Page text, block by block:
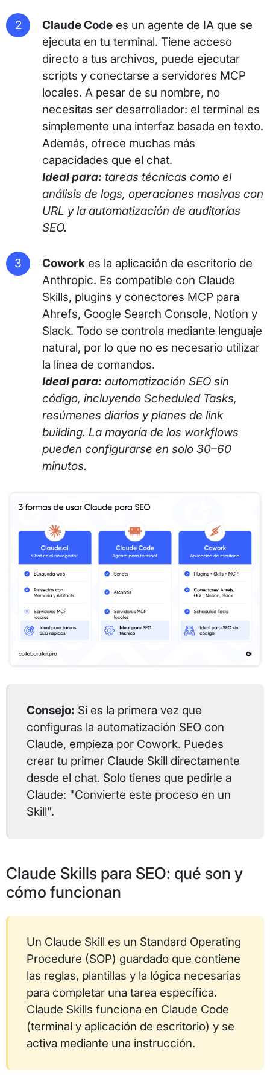
Claude Code es un agente de IA que se
ejecuta en tu terminal. Tiene acceso
directo a tus archivos, puede ejecutar
scripts y conectarse a servidores MCP
locales. A pesar de su nombre, no
necesitas ser desarrollador: el terminal es
simplemente una interfaz basada en texto.
Además, ofrece muchas más
capacidades que el chat.
Ideal para: tareas técnicas como el
análisis de logs, operaciones masivas con
URL y la automatización de auditorías
SEO.
Cowork es la aplicación de escritorio de
Anthropic. Es compatible con Claude
Skills, plugins y conectores MCP para
Ahrefs, Google Search Console, Notion y
Slack. Todo se controla mediante lenguaje
natural, por lo que no es necesario utilizar
la línea de comandos.
Ideal para: automatización SEO sin
código, incluyendo Scheduled Tasks,
resúmenes diarios y planes de link
building. La mayoría de los workflows
pueden configurarse en solo 30–60
minutos.
Consejo: Si es la primera vez que
configuras la automatización SEO con
Claude, empieza por Cowork. Puedes
crear tu primer Claude Skill directamente
desde el chat. Solo tienes que pedirle a
Claude: "Convierte este proceso en un
Skill".
Claude Skills para SEO: qué son y
cómo funcionan
Un Claude Skill es un Standard Operating
Procedure (SOP) guardado que contiene
las reglas, plantillas y la lógica necesarias
para completar una tarea específica.
Claude Skills funciona en Claude Code
(terminal y aplicación de escritorio) y se
activa mediante una instrucción.